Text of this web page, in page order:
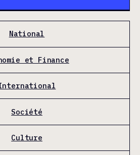
National
et Finance
Société
Culture